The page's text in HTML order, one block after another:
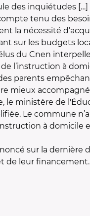
des inquiétudes […]
tenu des
la nécessité
sur les budgets
du Cnen
l’instruction à
parents
mieux
le ministère de
Le commune
à
sur la dernière
de leur financement.